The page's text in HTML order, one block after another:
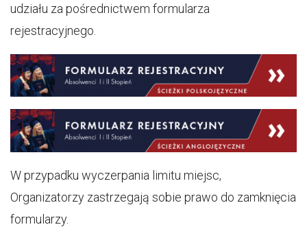
udziału za pośrednictwem formularza
rejestracyjnego.
W przypadku wyczerpania limitu miejsc,
Organizatorzy zastrzegają sobie prawo do zamknięcia
formularzy.